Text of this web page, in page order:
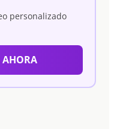
personalizado
AHORA